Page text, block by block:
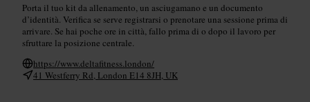
Porta il tuo kit da allenamento, un asciugamano e un documento
d’identità. Verifica se serve registrarsi o prenotare una sessione prima di
arrivare. Se hai poche ore in città, fallo prima di o dopo il lavoro per
sfruttare la posizione centrale.
https://www.deltafitness.london/
41 Westferry Rd, London E14 8JH, UK